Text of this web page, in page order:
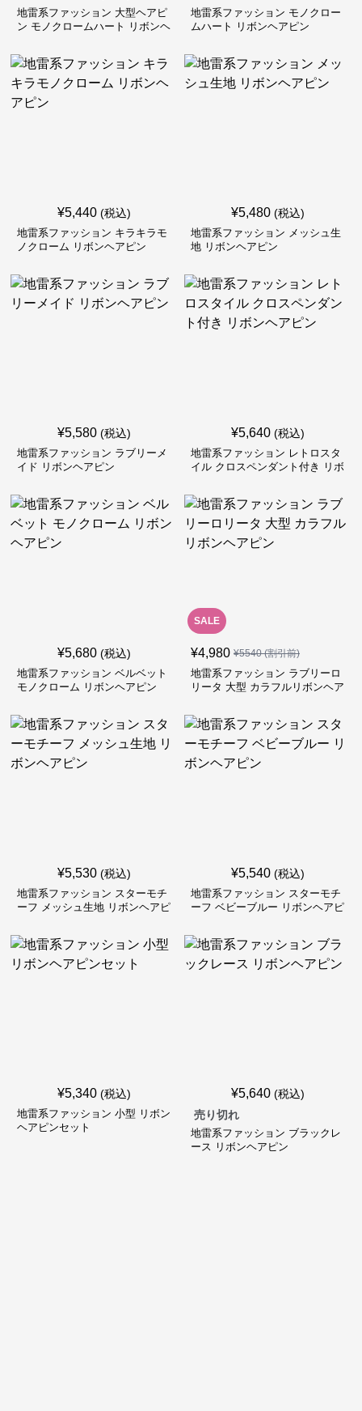
地雷系ファッション 大型ヘアピ
ン モノクロームハート リボンヘ
地雷系ファッション モノクロー
ムハート リボンヘアピン
¥5,440 (税込)
地雷系ファッション キラキラモ
ノクローム リボンヘアピン
¥5,480 (税込)
地雷系ファッション メッシュ生
地 リボンヘアピン
¥5,580 (税込)
地雷系ファッション ラブリーメ
イド リボンヘアピン
¥5,640 (税込)
地雷系ファッション レトロスタ
イル クロスペンダント付き リボ
¥5,680 (税込)
地雷系ファッション ベルベット
モノクローム リボンヘアピン
SALE
¥4,980 ¥5540(割引前)
地雷系ファッション ラブリーロ
リータ 大型 カラフルリボンヘア
¥5,530 (税込)
地雷系ファッション スターモチ
ーフ メッシュ生地 リボンヘアピ
¥5,540 (税込)
地雷系ファッション スターモチ
ーフ ベビーブルー リボンヘアピ
¥5,340 (税込)
地雷系ファッション 小型 リボン
ヘアピンセット
¥5,640 (税込)
売り切れ
地雷系ファッション ブラックレ
ース リボンヘアピン